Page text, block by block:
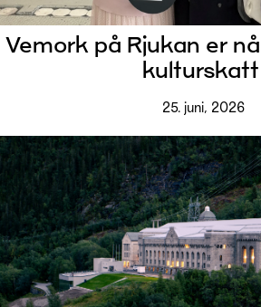
Vemork på Rjukan er
kulturskatt
25. juni, 2026